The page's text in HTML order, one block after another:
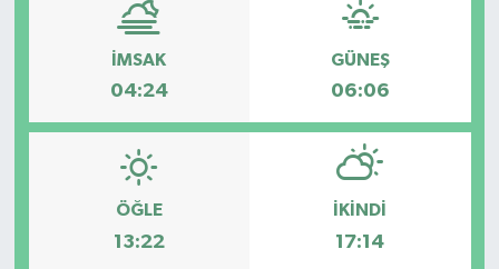
İMSAK
04:24
GÜNEŞ
06:06
ÖĞLE
13:22
İKINDI
17:14